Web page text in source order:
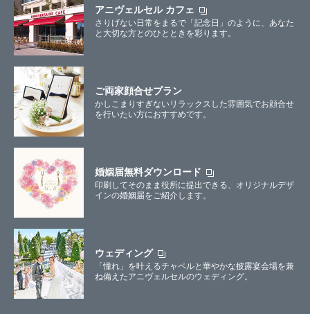
アニヴェルセル カフェ
さりげない日常をまるで「記念日」のように、あなた
と大切な方とのひとときを彩ります。
ご両家顔合せプラン
かしこまりすぎないリラックスした雰囲気でお顔合せ
を行いたい方におすすめです。
婚姻届無料ダウンロード
印刷してそのまま役所に提出できる、オリジナルデザ
インの婚姻届をご紹介します。
ウェディング
「憧れ」を叶えるチャペルと華やかな披露宴会場を兼
ね備えたアニヴェルセルのウェディング。